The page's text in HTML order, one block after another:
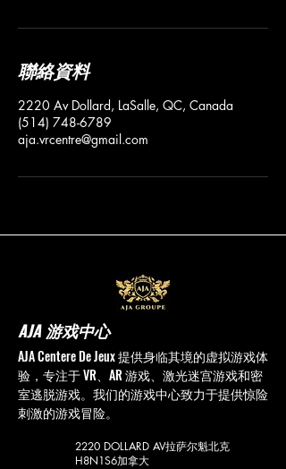
聯絡資料
2220 Av Dollard, LaSalle, QC, Canada
(514) 748-6789
aja.vrcentre@gmail.com
AJA 游戏中心
AJA Centere De Jeux 提供身临其境的虚拟游戏体
验，专注于 VR、AR 游戏、激光迷宫游戏和密
室逃脱游戏。我们的游戏中心致力于提供惊险
刺激的游戏冒险。
2220 DOLLARD AV拉萨尔魁北克
H8N1S6加拿大